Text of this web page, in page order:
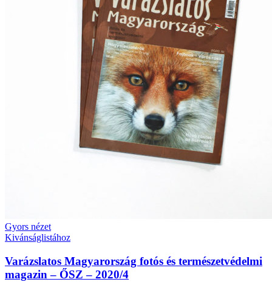
Gyors nézet
Kivánságlistához
Varázslatos Magyarország fotós és természetvédelmi
magazin – ŐSZ – 2020/4